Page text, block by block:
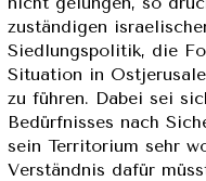
zuständigen
Siedlungspolitik, die
Situation in
zu führen. Dabei sei
Bedürfnisses nach
sein Territorium sehr
Verständnis dafür